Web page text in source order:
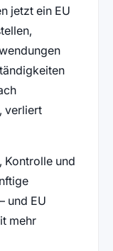
jetzt ein EU
verliert
Kontrolle und
und EU
mehr